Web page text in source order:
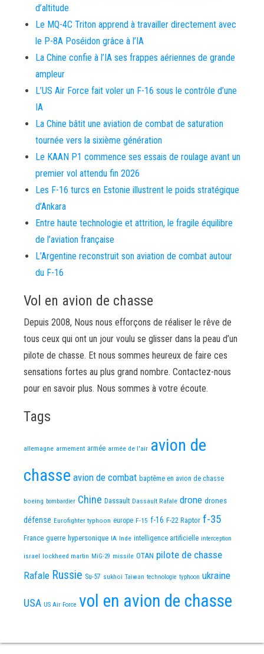
d’altitude
Le MQ-4C Triton apprend à travailler directement avec
le P-8A Poséidon grâce à l’IA
La Chine confie à l’IA ses frappes aériennes de grande
ampleur
L’US Air Force fait voler un F-16 sous le contrôle d’une
IA
La Chine bâtit une aviation de combat de saturation
tournée vers la sixième génération
Le KAAN P1 commence ses essais de roulage avant un
premier vol attendu fin 2026
Les F-16 turcs en Estonie illustrent le poids stratégique
d’Ankara
Entre haute technologie et attrition, le fragile équilibre
de l’aviation française
L’Argentine reconstruit son aviation de combat autour
du F-16
Vol en avion de chasse
Depuis 2008, Nous nous efforçons de réaliser le rêve de
tous ceux qui ont un jour voulu se glisser dans la peau d’un
pilote de chasse. Et nous sommes heureux de faire ces
sensations fortes au plus grand nombre. Contactez-nous
pour en savoir plus. Nous sommes à votre écoute.
Tags
allemagne armement armée armée de l'air avion de
chasse avion de combat baptême en avion de chasse
boeing bombardier Chine Dassault Dassault Rafale drone drones
défense Eurofighter typhoon europe F-15 f-16 F-22 Raptor f-35
France guerre hypersonique IA Inde intelligence artificielle interception
israel lockheed martin MiG-29 missile OTAN pilote de chasse
Rafale Russie Su-57 sukhoi Taiwan technologie typhoon ukraine
USA US Air Force vol en avion de chasse